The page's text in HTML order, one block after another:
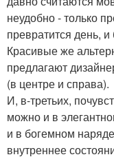
неудобно - только
превратится день,
Красивые же
предлагают
(в центре и справа).
И, в-третьих,
можно и в
и в богемном
внутреннее